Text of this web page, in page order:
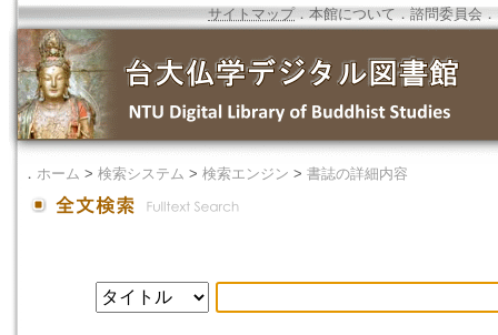
サイトマップ．本館について ． 諮問委員会 ．
． ホーム > 検索システム > 検索エンジン > 書誌の詳細内容